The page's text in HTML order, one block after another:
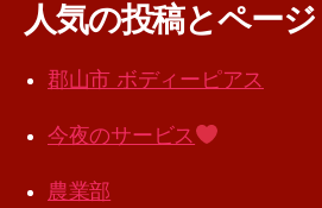
人気の投稿とページ
郡山市 ボディーピアス
今夜のサービス
農業部